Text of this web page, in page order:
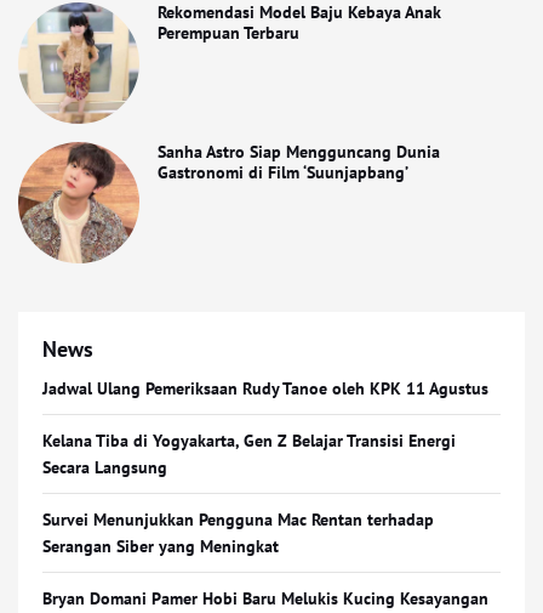
Rekomendasi Model Baju Kebaya Anak
Perempuan Terbaru
Sanha Astro Siap Mengguncang Dunia
Gastronomi di Film ‘Suunjapbang’
News
Jadwal Ulang Pemeriksaan Rudy Tanoe oleh KPK 11 Agustus
Kelana Tiba di Yogyakarta, Gen Z Belajar Transisi Energi
Secara Langsung
Survei Menunjukkan Pengguna Mac Rentan terhadap
Serangan Siber yang Meningkat
Bryan Domani Pamer Hobi Baru Melukis Kucing Kesayangan